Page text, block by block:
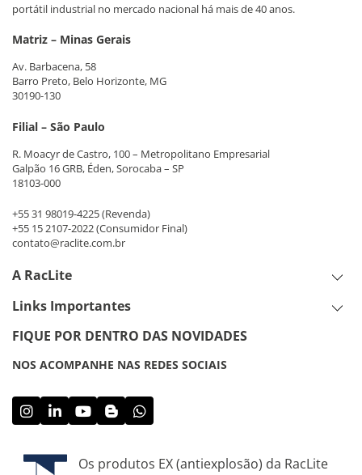
portátil industrial no mercado nacional há mais de 40 anos.
Matriz – Minas Gerais
Av. Barbacena, 58
Barro Preto, Belo Horizonte, MG
30190-130
Filial – São Paulo
R. Moacyr de Castro, 100 – Metropolitano Empresarial
Galpão 16 GRB, Éden, Sorocaba – SP
18103-000
+55 31 98019-4225(Revenda)
+55 15 2107-2022(Consumidor Final)
contato@raclite.com.br
A RacLite
Links Importantes
FIQUE POR DENTRO DAS NOVIDADES
NOS ACOMPANHE NAS REDES SOCIAIS
Os produtos EX (antiexplosão) da RacLite